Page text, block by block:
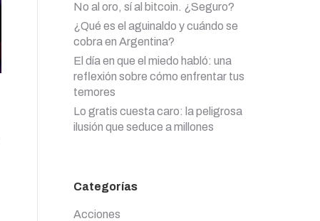
No al oro, sí al bitcoin. ¿Seguro?
¿Qué es el aguinaldo y cuándo se
cobra en Argentina?
El día en que el miedo habló: una
reflexión sobre cómo enfrentar tus
temores
Lo gratis cuesta caro: la peligrosa
ilusión que seduce a millones
Categorías
Acciones